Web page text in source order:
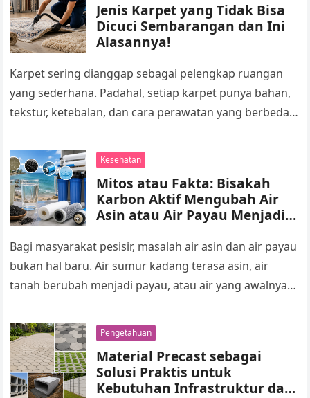
Jenis Karpet yang Tidak Bisa
Dicuci Sembarangan dan Ini
Alasannya!
Karpet sering dianggap sebagai pelengkap ruangan
yang sederhana. Padahal, setiap karpet punya bahan,
tekstur, ketebalan, dan cara perawatan yang berbeda.
Kesehatan
Mitos atau Fakta: Bisakah
Karbon Aktif Mengubah Air
Asin atau Air Payau Menjadi
Bagi masyarakat pesisir, masalah air asin dan air payau
bukan hal baru. Air sumur kadang terasa asin, air
tanah berubah menjadi payau, atau air yang awalnya
Pengetahuan
Material Precast sebagai
Solusi Praktis untuk
Kebutuhan Infrastruktur dan